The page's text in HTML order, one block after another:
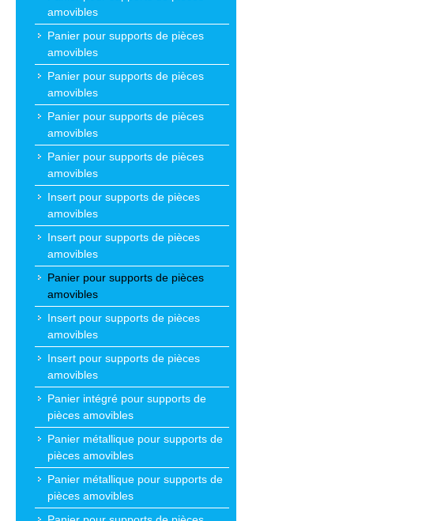
amovibles
Panier pour supports de pièces
amovibles
Panier pour supports de pièces
amovibles
Panier pour supports de pièces
amovibles
Panier pour supports de pièces
amovibles
Insert pour supports de pièces
amovibles
Insert pour supports de pièces
amovibles
Panier pour supports de pièces
amovibles
Insert pour supports de pièces
amovibles
Insert pour supports de pièces
amovibles
Panier intégré pour supports de
pièces amovibles
Panier métallique pour supports de
pièces amovibles
Panier métallique pour supports de
pièces amovibles